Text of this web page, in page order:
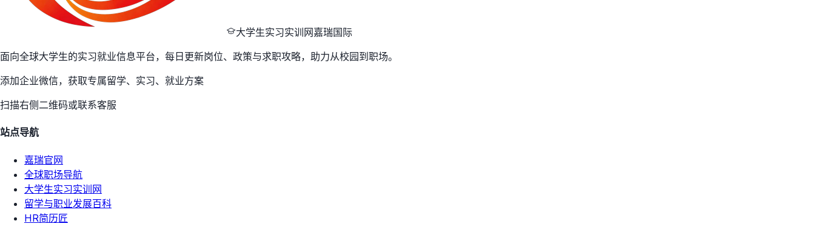
大学生实习实训网嘉瑞国际
面向全球大学生的实习就业信息平台，每日更新岗位、政策与求职攻略，助力从校园到职场。
添加企业微信，获取专属留学、实习、就业方案
扫描右侧二维码或联系客服
站点导航
嘉瑞官网
全球职场导航
大学生实习实训网
留学与职业发展百科
HR简历匠